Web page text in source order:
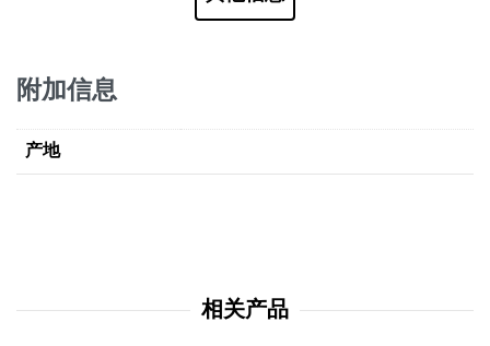
附加信息
产地
相关产品